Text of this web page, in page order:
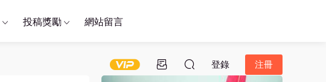
投稿獎勵 網站留言
登錄 注冊